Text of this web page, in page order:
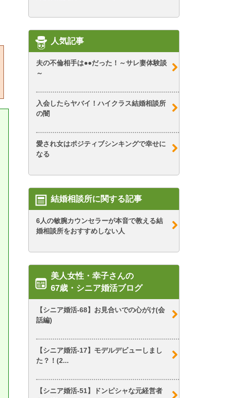
人気記事
夫の不倫相手は●●だった！～サレ妻体験談
～
入会したらヤバイ！ハイクラス結婚相談所
の闇
愛され女はポジティブシンキングで幸せに
なる
結婚相談所に関する記事
6人の敏腕カウンセラーが本音で教える結
婚相談所をおすすめしない人
美人女性・幸子さんの
67歳・シニア婚活ブログ
【シニア婚活-68】お見合いでの心がけ(会
話編)
【シニア婚活-17】モデルデビューしまし
た？！(2...
【シニア婚活-51】ドンピシャな元経営者